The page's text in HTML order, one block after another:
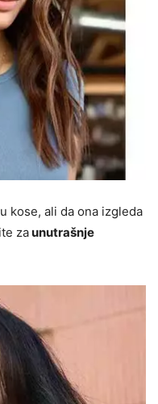
kose, ali da ona izgleda
zaunutrašnje